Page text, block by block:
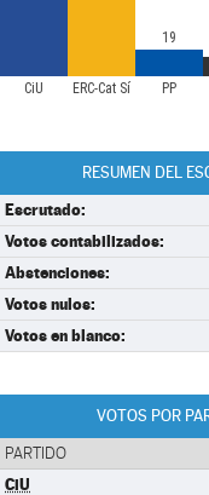
CiU ERC-Cat Sí PP
19
RESUMEN DEL
Escrutado:
Votos contabilizados:
Abstenciones:
Votos nulos:
Votos en blanco:
VOTOS POR
PARTIDO
CiU